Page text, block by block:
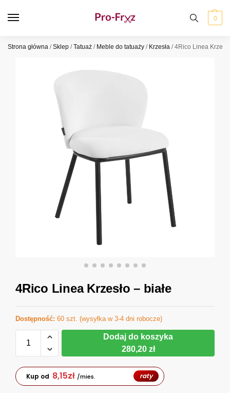
0
Strona główna /Sklep /Tatuaż / Meble do tatuaży / Krzesła /4Rico Linea
4Rico Linea Krzesło – białe
Dostępność: 60 szt. (wysyłka w 3-4 dni robocze)
Dodaj do koszyka
280,20 zł
Kup od 8,15zł /mies. raty